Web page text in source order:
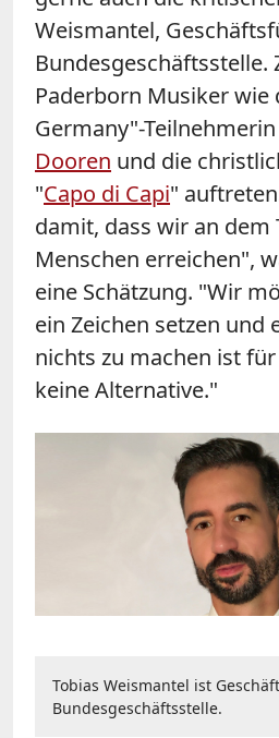
Weismantel,
Bundesgeschäftsstelle.
Paderborn Musiker wie
Germany"-Teilnehmerin
Dooren und die
"Capo di Capi"
damit, dass wir an dem
Menschen erreichen",
eine Schätzung. "Wir
ein Zeichen setzen und
nichts zu machen ist
keine Alternative."
Tobias Weismantel ist
Bundesgeschäftsstelle.